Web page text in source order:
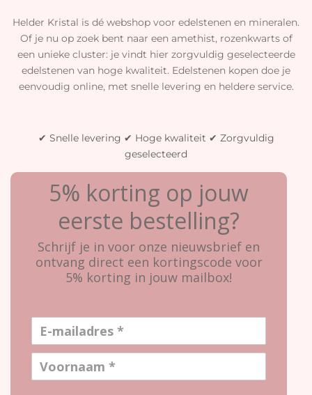
Helder Kristal is dé webshop voor edelstenen en mineralen.
Of je nu op zoek bent naar een amethist, rozenkwarts of
een unieke cluster: je vindt hier zorgvuldig geselecteerde
edelstenen van hoge kwaliteit. Edelstenen kopen doe je
eenvoudig online, met snelle levering en heldere service.
✔ Snelle levering ✔ Hoge kwaliteit ✔ Zorgvuldig
geselecteerd
5% korting op jouw
eerste bestelling?
Schrijf je in voor onze nieuwsbrief en
ontvang direct een kortingscode voor
5% korting in jouw mailbox!